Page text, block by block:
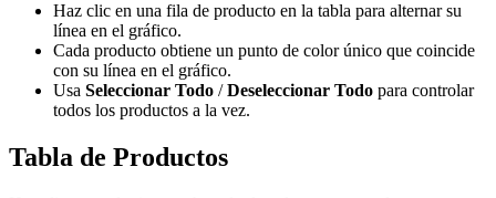
Haz clic en una fila de producto en la tabla para alternar su
línea en el gráfico.
Cada producto obtiene un punto de color único que coincide
con su línea en el gráfico.
Usa Seleccionar Todo /Deseleccionar Todo para controlar
todos los productos a la vez.
Tabla de Productos